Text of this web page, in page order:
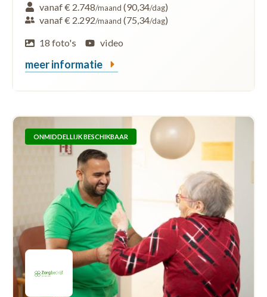
vanaf € 2.748/maand (90,34/dag)
vanaf € 2.292/maand (75,34/dag)
18 foto's
video
meer informatie
ONMIDDELLIJK BESCHIKBAAR